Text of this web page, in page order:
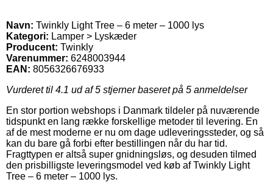
Navn: Twinkly Light Tree – 6 meter – 1000 lys
Kategori: Lamper > Lyskæder
Producent: Twinkly
Varenummer: 6248003944
EAN: 8056326676933
Vurderet til 4.1 ud af 5 stjerner baseret på 5 anmeldelser
En stor portion webshops i Danmark tildeler på nuværende
tidspunkt en lang række forskellige metoder til levering. En
af de mest moderne er nu om dage udleveringssteder, og så
kan du bare gå forbi efter bestillingen når du har tid.
Fragttypen er altså super gnidningsløs, og desuden tilmed
den prisbilligste leveringsmodel ved køb af Twinkly Light
Tree – 6 meter – 1000 lys.